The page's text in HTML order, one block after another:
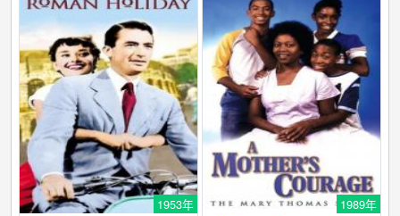
1953年 1989年